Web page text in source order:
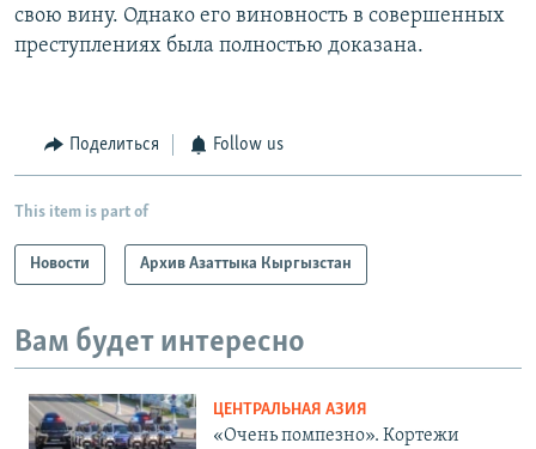
свою вину. Однако его виновность в совершенных
преступлениях была полностью доказана.
Поделиться Follow us
This item is part of
Новости Архив Азаттыка Кыргызстан
Вам будет интересно
ЦЕНТРАЛЬНАЯ АЗИЯ
«Очень помпезно». Кортежи